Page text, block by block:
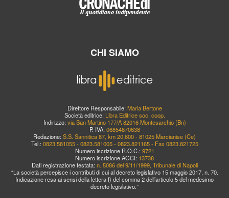
CHI SIAMO
Direttore Responsabile: Maria Bertone
Società editrice: Libra Editrice soc. coop.
Indirizzo: via San Martino 177/A 82016 Montesarchio (Bn)
P. IVA: 06854870638
Redazione: S.S. Sannitica 87, km 20,600 - 81025 Marcianise (Ce)
Tel.: 0823.581055 - 0823.581005 - 0823.821165 - Fax 0823.821725
Numero iscrizione R.O.C.: 9721
Numero iscrizione AGCI: 13738
Dati registrazione testata: n. 5086 del 9/11/1999, Tribunale di Napoli
“La società percepisce i contributi di cui al decreto legislativo 15 maggio 2017, n. 70.
Indicazione resa ai sensi della lettera f) del comma 2 dell’articolo 5 del medesimo
decreto legislativo.”